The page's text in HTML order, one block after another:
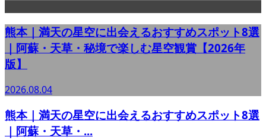
熊本｜満天の星空に出会えるおすすめスポット8選
｜阿蘇・天草・秘境で楽しむ星空観賞【2026年
版】
2026.08.04
熊本｜満天の星空に出会えるおすすめスポット8選
｜阿蘇・天草・...